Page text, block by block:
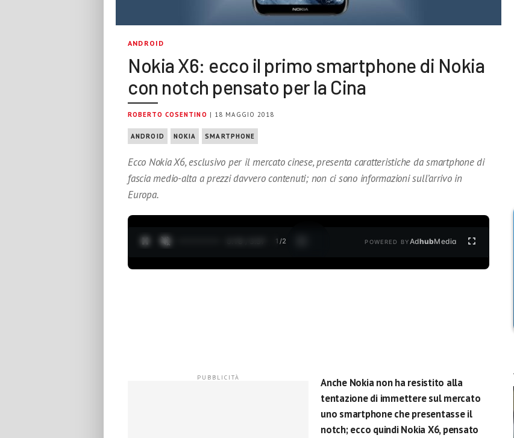
ANDROID
Nokia X6: ecco il primo smartphone di Nokia
con notch pensato per la Cina
ROBERTO COSENTINO | 18 MAGGIO 2018
ANDROID NOKIA SMARTPHONE
Ecco Nokia X6, esclusivo per il mercato cinese, presenta caratteristiche da smartphone di
fascia medio-alta a prezzi davvero contenuti; non ci sono informazioni sull’arrivo in
Europa.
1 /2 POWERED BYAdhubMedia
Anche Nokia non ha resistito alla
tentazione di immettere sul mercato
uno smartphone che presentasse il
notch; ecco quindi Nokia X6, pensato